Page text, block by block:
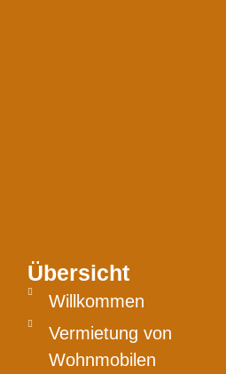
Übersicht
Willkommen
Vermietung von
Wohnmobilen